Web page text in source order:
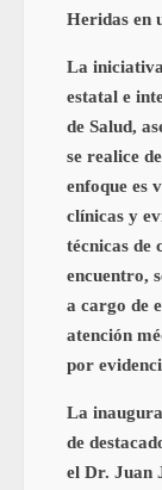
Heridas en
La
estatal e
de Salud,
se realice
enfoque es
clínicas y
técnicas de
encuentro,
a cargo de
atención
por
La
de
el Dr. Juan